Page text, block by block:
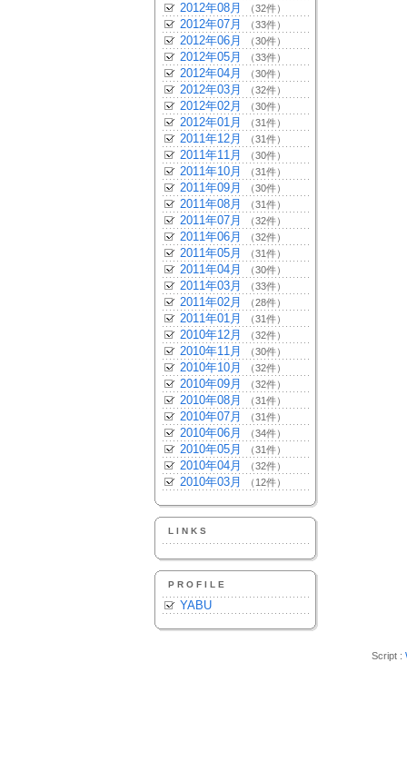
2012年08月 （32件）
2012年07月 （33件）
2012年06月 （30件）
2012年05月 （33件）
2012年04月 （30件）
2012年03月 （32件）
2012年02月 （30件）
2012年01月 （31件）
2011年12月 （31件）
2011年11月 （30件）
2011年10月 （31件）
2011年09月 （30件）
2011年08月 （31件）
2011年07月 （32件）
2011年06月 （32件）
2011年05月 （31件）
2011年04月 （30件）
2011年03月 （33件）
2011年02月 （28件）
2011年01月 （31件）
2010年12月 （32件）
2010年11月 （30件）
2010年10月 （32件）
2010年09月 （32件）
2010年08月 （31件）
2010年07月 （31件）
2010年06月 （34件）
2010年05月 （31件）
2010年04月 （32件）
2010年03月 （12件）
LINKS
PROFILE
YABU
Script :